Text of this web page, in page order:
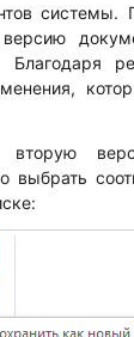
системы.
версию
Благодаря
вторую
выбрать